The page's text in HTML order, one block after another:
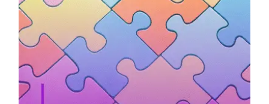
Aider son ado à trouver sa voie, sans
drama : un guide pratique pour les
parents